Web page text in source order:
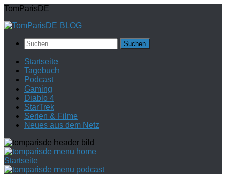
Zum
springen
TomParisDE
Suchen
nach:
Startseite
Tagebuch
Podcast
Gaming
Diablo 4
StarTrek
Serien & Filme
Neues aus dem Netz
Startseite